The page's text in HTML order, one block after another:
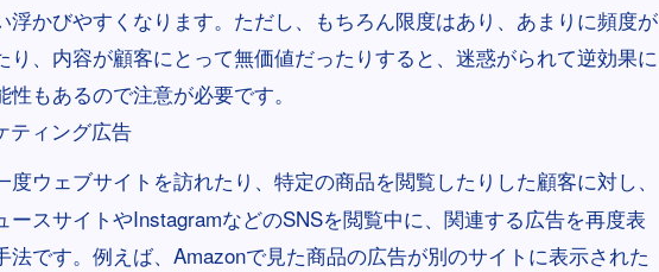
浮かびやすくなります。ただし、もちろん限度はあり、あまりに頻度が
り、内容が顧客にとって無価値だったりすると、迷惑がられて逆効果に
性もあるので注意が必要です。
ティング広告
度ウェブサイトを訪れたり、特定の商品を閲覧したりした顧客に対し、
ースサイトやInstagramなどのSNSを閲覧中に、関連する広告を再度表
法です。例えば、Amazonで見た商品の広告が別のサイトに表示された